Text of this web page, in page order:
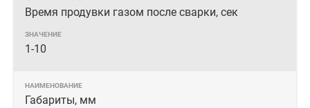
Время продувки газом после сварки, сек
1-10
Габариты, мм